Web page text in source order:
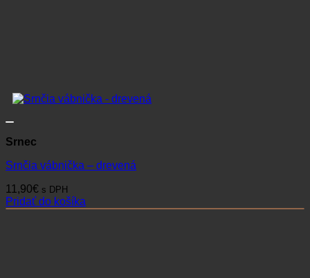
Srnec
Srnčia vábnička – drevená
11,90€ s DPH
Pridať do košíka